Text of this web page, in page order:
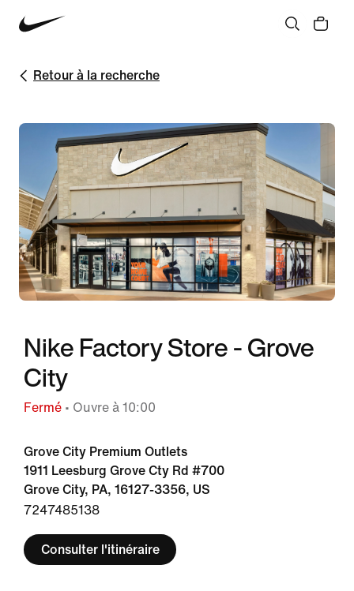
Retour à la recherche
Nike Factory Store - Grove
City
Fermé • Ouvre à 10:00
Grove City Premium Outlets
1911 Leesburg Grove Cty Rd #700
Grove City, PA, 16127-3356, US
7247485138
Consulter l'itinéraire